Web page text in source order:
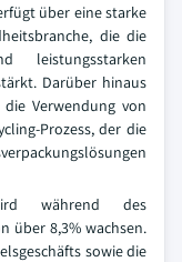
über eine starke
die die
leistungsstarken
Darüber hinaus
Verwendung von
Prozess, der die
während des
über 8,3% wachsen.
sowie die